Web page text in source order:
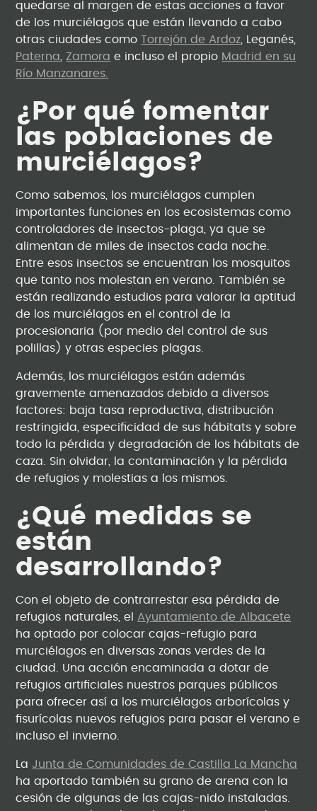
quedarse al margen de estas acciones a favor
de los murciélagos que están llevando a cabo
otras ciudades comoTorrejón de Ardoz , Leganés,
Paterna
Zamora e incluso el propio Madrid en su
Río Manzanares.
¿Por qué fomentar
las poblaciones de
murciélagos?
Como sabemos, los murciélagos cumplen
importantes funciones en los ecosistemas como
controladores de insectos-plaga, ya que se
alimentan de miles de insectos cada noche.
Entre esos insectos se encuentran los mosquitos
que tanto nos molestan en verano. También se
están realizando estudios para valorar la aptitud
de los murciélagos en el control de la
procesionaria (por medio del control de sus
polillas) y otras especies plagas.
Además, los murciélagos están además
gravemente amenazados debido a diversos
factores: baja tasa reproductiva, distribución
restringida, especificidad de sus hábitats y sobre
todo la pérdida y degradación de los hábitats de
caza. Sin olvidar, la contaminación y la pérdida
de refugios y molestias a los mismos.
¿Qué medidas se
están
desarrollando?
Con el objeto de contrarrestar esa pérdida de
refugios naturales, el Ayuntamiento de Albacete
ha optado por colocar cajas-refugio para
murciélagos en diversas zonas verdes de la
ciudad. Una acción encaminada a dotar de
refugios artificiales nuestros parques públicos
para ofrecer así a los murciélagos arborícolas y
fisurícolas nuevos refugios para pasar el verano e
incluso el invierno.
La Junta de Comunidades de Castilla La Mancha
ha aportado también su grano de arena con la
cesión de algunas de las cajas-nido instaladas.